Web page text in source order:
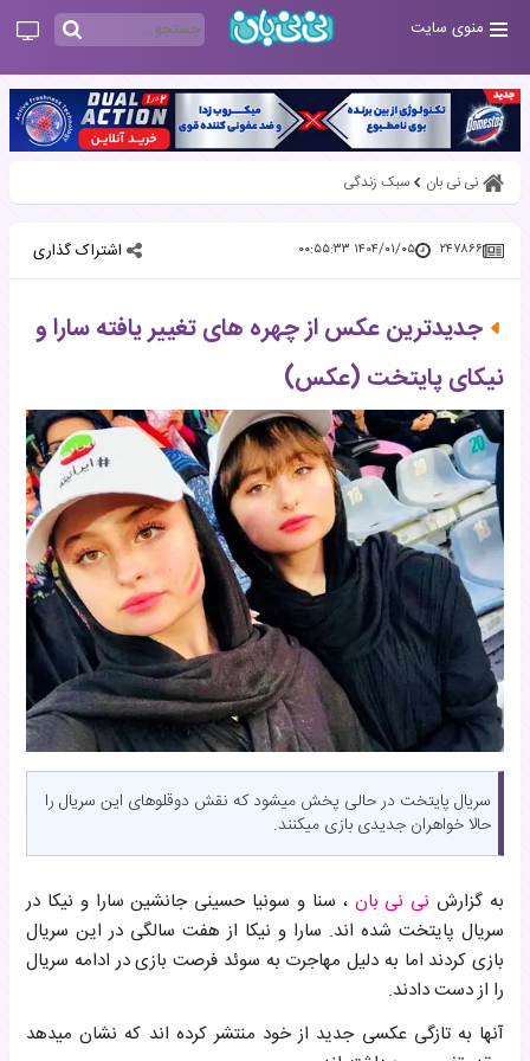
منوی سایت
نی نی بان سبک زندگی
۲۴۷۸۶۶ ۱۴۰۴/۰۱/۰۵ ۰۰:۵۵:۳۳ اشتراک گذاری
جدیدترین عکس از چهره های تغییر یافته سارا و
نیکای پایتخت (عکس)
سریال پایتخت در حالی پخش میشود که نقش دوقلوهای این سریال را
حالا خواهران جدیدی بازی میکنند.
به گزارش نی نی بان ، سنا و سونیا حسینی جانشین سارا و نیکا در
سریال پایتخت شده اند. سارا و نیکا از هفت سالگی در این سریال
بازی کردند اما به دلیل مهاجرت به سوئد فرصت بازی در ادامه سریال
را از دست دادند.
آنها به تازگی عکسی جدید از خود منتشر کرده اند که نشان میدهد